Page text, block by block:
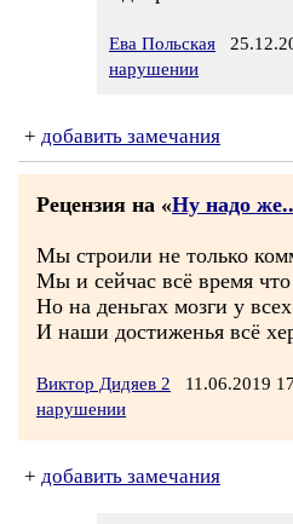
Ева Польская
нарушении
+ добавить замечания
Рецензия на «Ну надо
Мы строили не только
Мы и сейчас всё время
Но на деньгах мозги у
И наши достиженья всё
Виктор Дидяев 2 11.06.2019
нарушении
+ добавить замечания